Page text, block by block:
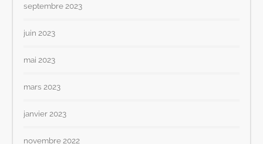
septembre 2023
juin 2023
mai 2023
mars 2023
janvier 2023
novembre 2022